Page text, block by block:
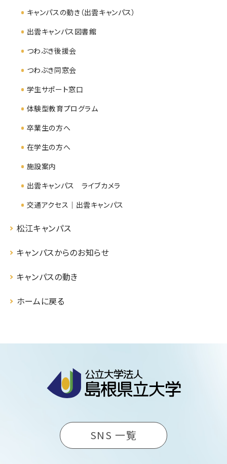
キャンパスの動き（出雲キャンパス）
出雲キャンパス図書館
つわぶき後援会
つわぶき同窓会
学生サポート窓口
体験型教育プログラム
卒業生の方へ
在学生の方へ
施設案内
出雲キャンパス ライブカメラ
交通アクセス｜出雲キャンパス
松江キャンパス
キャンパスからのお知らせ
キャンパスの動き
ホームに戻る
SNS 一覧